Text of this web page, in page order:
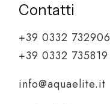
Contatti
+39 0332 732906
+39 0332 735819
info@aquaelite.it